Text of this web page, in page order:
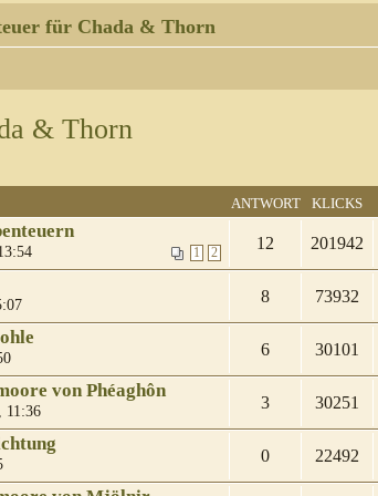
für Chada & Thorn
& Thorn
ANTWORT KLICKS
1 2
12 201942
8 73932
6 30101
von Phéaghôn
11:36 3 30251
0 22492